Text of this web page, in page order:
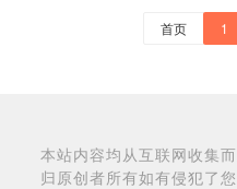
首页 1
本站内容均从互联网收集
归原创者所有如有侵犯了